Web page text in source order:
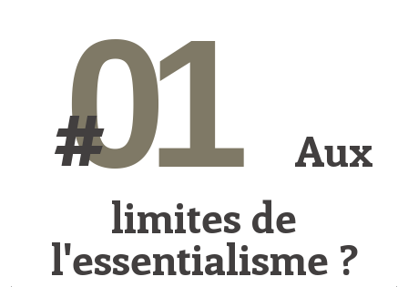
#
01
Aux
limites de
l'essentialisme ?